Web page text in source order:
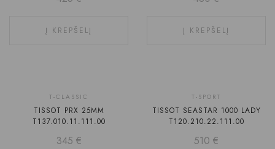
Į KREPŠELĮ Į KREPŠELĮ
T-CLASSIC
TISSOT PRX 25MM
T137.010.11.111.00
345 €
T-SPORT
TISSOT SEASTAR 1000 LADY
T120.210.22.111.00
510 €